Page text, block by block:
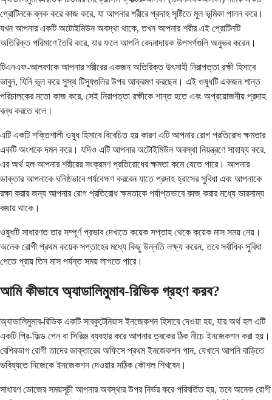
প্রোটিনকে ব্লক করে কাজ করে, যা আপনার শরীরে প্রদাহ সৃষ্টিতে মূল ভূমিকা পালন করে।
যখন আপনার একটি অটোইমিউন অবস্থা থাকে, তখন আপনার শরীর এই প্রোটিনটি
অতিরিক্ত পরিমাণে তৈরি করে, যার ফলে আপনি বেদনাদায়ক উপসর্গগুলি অনুভব করেন।
টিএনএফ-আলফাকে আপনার শরীরের একজন অতিরিক্ত উৎসাহী নিরাপত্তা রক্ষী হিসাবে
ভাবুন, যিনি ভুল করে সুস্থ টিস্যুগুলির উপর আক্রমণ করছেন। এই ওষুধটি একজন শান্ত
পরিচালকের মতো কাজ করে, সেই নিরাপত্তা রক্ষীকে শান্ত হতে এবং অপ্রয়োজনীয় প্রদাহ
বন্ধ করতে বলে।
এটি একটি শক্তিশালী ওষুধ হিসাবে বিবেচিত হয় কারণ এটি আপনার রোগ প্রতিরোধ ক্ষমতার
একটি অংশকে দমন করে। যদিও এটি আপনার অটোইমিউন অবস্থা নিয়ন্ত্রণে সাহায্য করে,
এর অর্থ হল আপনার শরীরের সংক্রমণ প্রতিরোধের ক্ষমতা কমে যেতে পারে। আপনার
ডাক্তার আপনাকে ঘনিষ্ঠভাবে পর্যবেক্ষণ করবেন যাতে প্রদাহ হ্রাসের সুবিধা এবং আপনাকে
রক্ষা করার জন্য আপনার রোগ প্রতিরোধ ক্ষমতাকে পর্যাপ্তভাবে কাজ করার মধ্যে ভারসাম্য
বজায় থাকে।
ওষুধটি সাধারণত তার সম্পূর্ণ প্রভাব দেখাতে কয়েক সপ্তাহ থেকে কয়েক মাস সময় নেয়।
অনেক রোগী প্রথম কয়েক সপ্তাহের মধ্যে কিছু উন্নতি লক্ষ্য করেন, তবে সর্বাধিক সুবিধা
পেতে প্রায় তিন মাস পর্যন্ত সময় লাগতে পারে।
আমি কীভাবে অ্যাডালিমুমাব-রিভিক গ্রহণ করব?
অ্যাডালিমুমাব-রিভিক একটি সাবকুটেনিয়াস ইনজেকশন হিসাবে দেওয়া হয়, যার অর্থ হল এটি
একটি প্রি-ফিল্ড পেন বা সিরিঞ্জ ব্যবহার করে আপনার ত্বকের ঠিক নীচে ইনজেকশন করা হয়।
বেশিরভাগ রোগী তাদের ডাক্তারের অফিসে প্রথম ইনজেকশন পান, যেখানে আপনি বাড়িতে
ভবিষ্যতে নিজেকে ইনজেকশন দেওয়ার সঠিক কৌশল শিখবেন।
সাধারণ ডোজের সময়সূচী আপনার অবস্থার উপর নির্ভর করে পরিবর্তিত হয়, তবে অনেক রোগী